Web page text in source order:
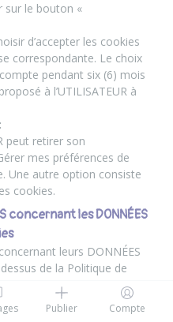
sur le bouton «
d’accepter les cookies
correspondante. Le choix
pendant six (6) mois
à l’UTILISATEUR à
peut retirer son
mes préférences de
Une autre option consiste
cookies.
concernant les DONNÉES
leurs DONNÉES
de la Politique de
droit d’accès, de
lorsqu’il a été
des données à un
Publier Compte